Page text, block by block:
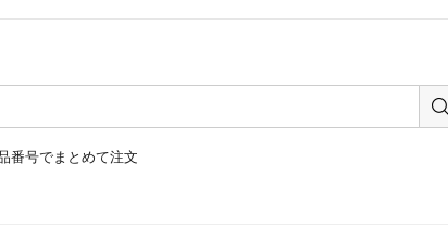
番号でまとめて注文